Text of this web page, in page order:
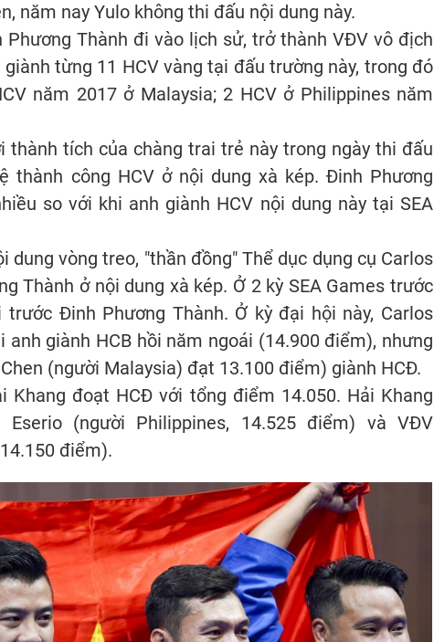
năm nay Yulo không thi đấu nội dung này.
Thành đi vào lịch sử, trở thành VĐV vô địch
từng 11 HCV vàng tại đấu trường này, trong đó
năm 2017 ở Malaysia; 2 HCV ở Philippines năm
thành tích của chàng trai trẻ này trong ngày thi đấu
thành công HCV ở nội dung xà kép. Đinh Phương
so với khi anh giành HCV nội dung này tại SEA
vòng treo, "thần đồng" Thể dục dụng cụ Carlos
Thành ở nội dung xà kép. Ở 2 kỳ SEA Games trước
Đinh Phương Thành. Ở kỳ đại hội này, Carlos
giành HCB hồi năm ngoái (14.900 điểm), nhưng
(người Malaysia) đạt 13.100 điểm) giành HCĐ.
Khang đoạt HCĐ với tổng điểm 14.050. Hải Khang
(người Philippines, 14.525 điểm) và VĐV
điểm).